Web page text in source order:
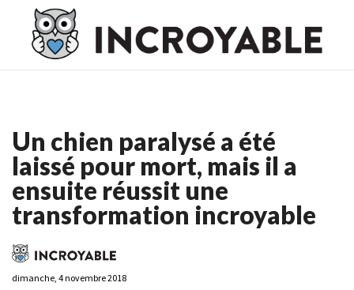
Casino En Ligne France
Casino En Ligne France
Ligne
Un chien paralysé a été
laissé pour mort, mais il a
ensuite réussit une
transformation incroyable
dimanche, 4 novembre 2018